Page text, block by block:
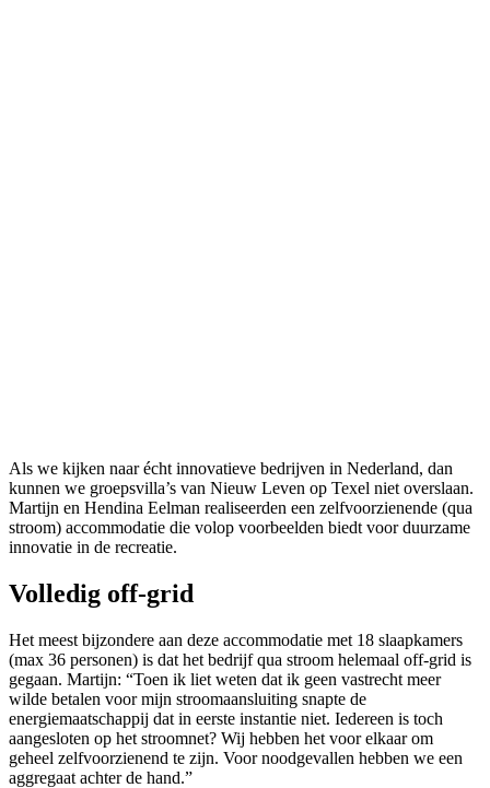
Als we kijken naar écht innovatieve bedrijven in Nederland, dan
kunnen we groepsvilla’s van Nieuw Leven op Texel niet overslaan.
Martijn en Hendina Eelman realiseerden een zelfvoorzienende (qua
stroom) accommodatie die volop voorbeelden biedt voor duurzame
innovatie in de recreatie.
Volledig off-grid
Het meest bijzondere aan deze accommodatie met 18 slaapkamers
(max 36 personen) is dat het bedrijf qua stroom helemaal off-grid is
gegaan. Martijn: “Toen ik liet weten dat ik geen vastrecht meer
wilde betalen voor mijn stroomaansluiting snapte de
energiemaatschappij dat in eerste instantie niet. Iedereen is toch
aangesloten op het stroomnet? Wij hebben het voor elkaar om
geheel zelfvoorzienend te zijn. Voor noodgevallen hebben we een
aggregaat achter de hand.”